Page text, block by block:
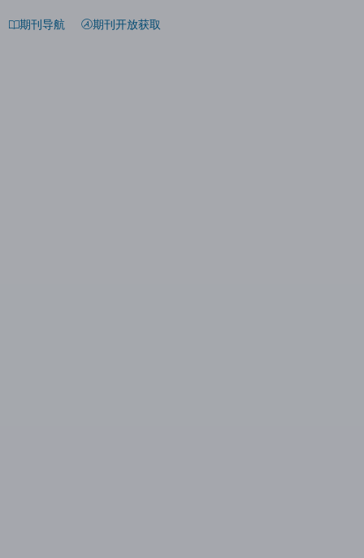
期刊导航 期刊开放获取